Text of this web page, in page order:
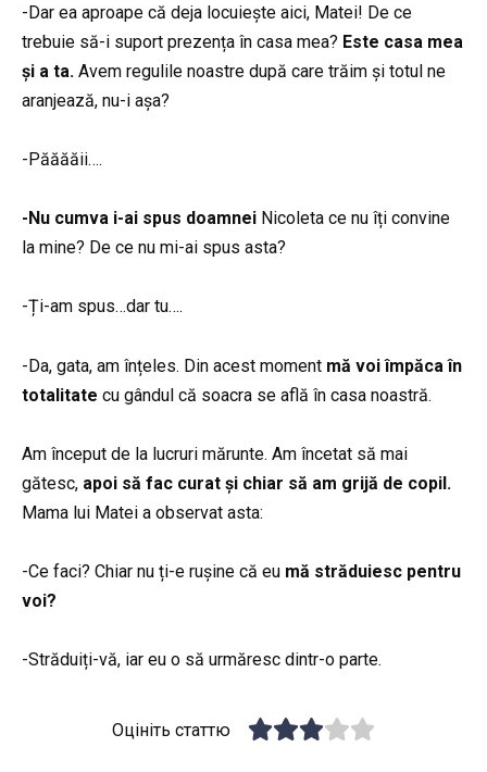
-Dar ea aproape că deja locuiește aici, Matei! De ce
trebuie să-i suport prezența în casa mea? Este casa mea
și a ta. Avem regulile noastre după care trăim și totul ne
aranjează, nu-i așa?
-Păăăăii….
-Nu cumva i-ai spus doamnei Nicoleta ce nu îți convine
la mine? De ce nu mi-ai spus asta?
-Ți-am spus…dar tu….
-Da, gata, am înțeles. Din acest moment mă voi împăca în
totalitate cu gândul că soacra se află în casa noastră.
Am început de la lucruri mărunte. Am încetat să mai
gătesc, apoi să fac curat și chiar să am grijă de copil.
Mama lui Matei a observat asta:
-Ce faci? Chiar nu ți-e rușine că eu mă străduiesc pentru
voi?
-Străduiți-vă, iar eu o să urmăresc dintr-o parte.
Оцініть статтю